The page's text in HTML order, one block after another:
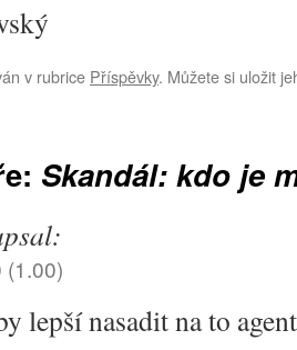
v rubrice Příspěvky. Můžete si uložit
Skandál: kdo je
(1.00)
lepší nasadit na to